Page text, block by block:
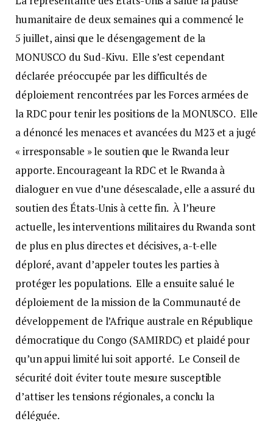
humanitaire de deux semaines qui a commencé le
5 juillet, ainsi que le désengagement de la
MONUSCO du Sud-Kivu. Elle s’est cependant
déclarée préoccupée par les difficultés de
déploiement rencontrées par les Forces armées de
la RDC pour tenir les positions de la MONUSCO. Elle
a dénoncé les menaces et avancées du M23 et a jugé
« irresponsable » le soutien que le Rwanda leur
apporte. Encourageant la RDC et le Rwanda à
dialoguer en vue d’une désescalade, elle a assuré du
soutien des États-Unis à cette fin. À l’heure
actuelle, les interventions militaires du Rwanda sont
de plus en plus directes et décisives, a-t-elle
déploré, avant d’appeler toutes les parties à
protéger les populations. Elle a ensuite salué le
déploiement de la mission de la Communauté de
développement de l’Afrique australe en République
démocratique du Congo (SAMIRDC) et plaidé pour
qu’un appui limité lui soit apporté. Le Conseil de
sécurité doit éviter toute mesure susceptible
d’attiser les tensions régionales, a conclu la
déléguée.